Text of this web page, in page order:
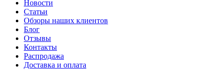
Новости
Статьи
Обзоры наших клиентов
Блог
Отзывы
Контакты
Распродажа
Доставка и оплата